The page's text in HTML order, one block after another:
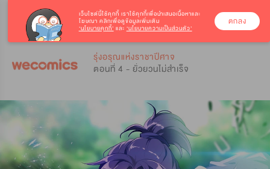
รุ่งอรุณแห่งราชาปีศาจ
ตอนที่ 4 - ยั่วยวนไม่สำเร็จ
เว็บไซต์นี้ใช้คุกกี้ เราใช้คุกกี้เพื่อนำเสนอเนื้อหาและ
โฆษณา คลิกเพื่อดูข้อมูลเพิ่มเติม
‘นโยบายคุกกี้’ และ ‘นโยบายความเป็นส่วนตัว’
ตกลง